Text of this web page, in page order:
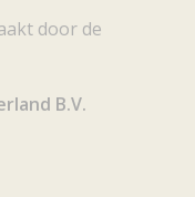
door de
B.V.